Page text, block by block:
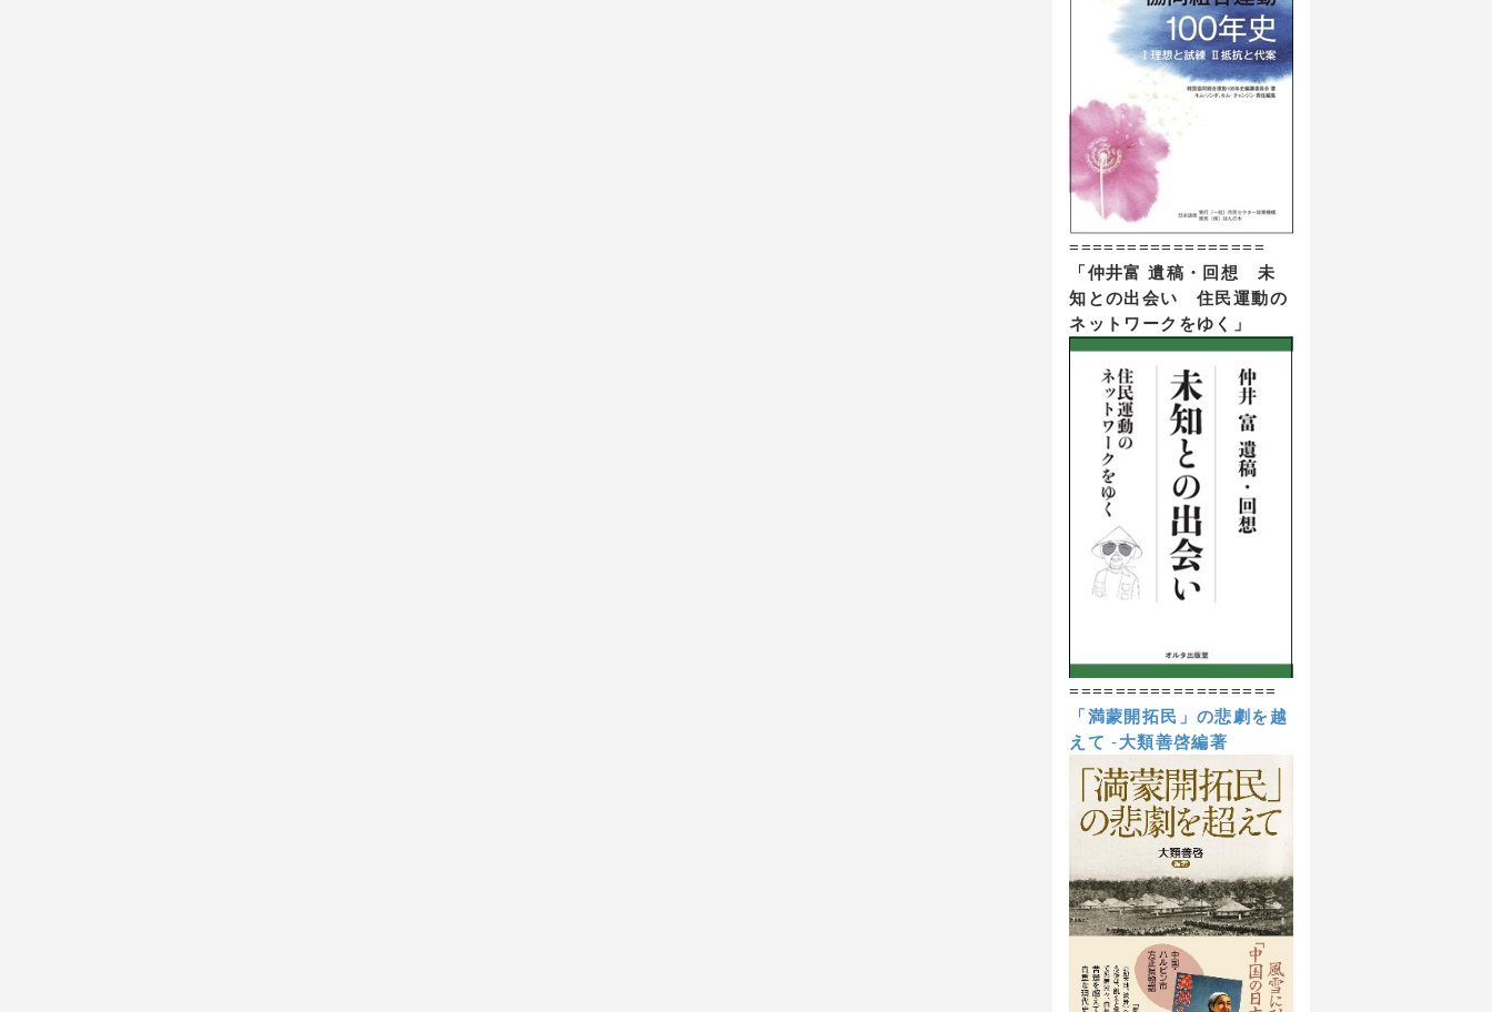
=================
「仲井富 遺稿・回想 未
知との出会い 住民運動の
ネットワークをゆく」
==================
「満蒙開拓民」の悲劇を越
えて -大類善啓編著